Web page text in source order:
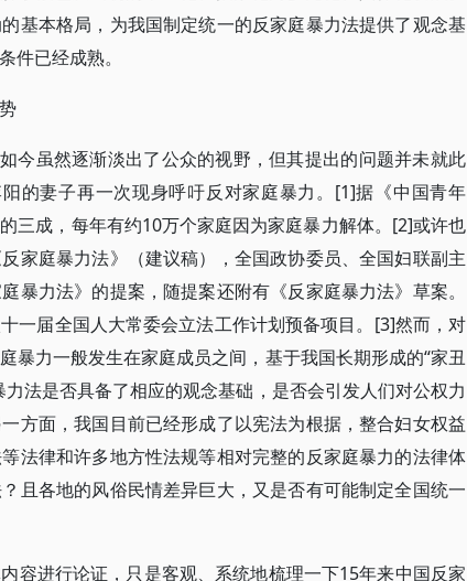
基本格局，为我国制定统一的反家庭暴力法提供了观念基
件已经成熟。
今虽然逐渐淡出了公众的视野，但其提出的问题并未就此
的妻子再一次现身呼吁反对家庭暴力。[1]据《中国青年
三成，每年有约10万个家庭因为家庭暴力解体。[2]或许也
家庭暴力法》（建议稿），全国政协委员、全国妇联副主
暴力法》的提案，随提案还附有《反家庭暴力法》草案。
一届全国人大常委会立法工作计划预备项目。[3]然而，对
暴力一般发生在家庭成员之间，基于我国长期形成的“家丑
法是否具备了相应的观念基础，是否会引发人们对公权力
方面，我国目前已经形成了以宪法为根据，整合妇女权益
法律和许多地方性法规等相对完整的反家庭暴力的法律体
且各地的风俗民情差异巨大，又是否有可能制定全国统一
容进行论证，只是客观、系统地梳理一下15年来中国反家